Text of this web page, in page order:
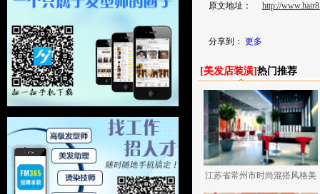
原文地址： http://
分享到： 更多
[美发店装潢] 热门推荐
江苏省常州市时尚混搭风格美